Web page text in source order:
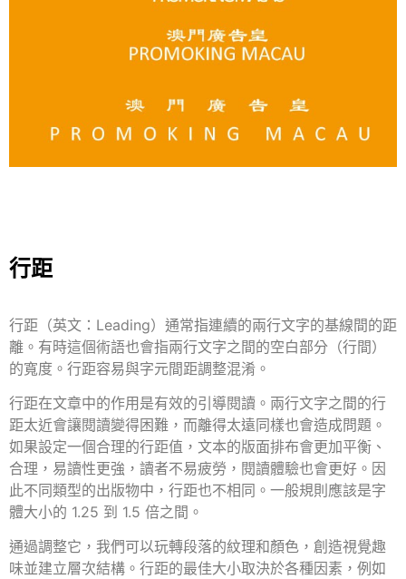
行距
行距（英文：Leading）通常指連續的兩行文字的基線間的距
離。有時這個術語也會指兩行文字之間的空白部分（行間）
的寬度。行距容易與字元間距調整混淆。
行距在文章中的作用是有效的引導閱讀。兩行文字之間的行
距太近會讓閱讀變得困難 ， 而離得太遠同樣也會造成問題。
如果設定一個合理的行距值，文本的版面排布會更加平衡、
合理，易讀性更強，讀者不易疲勞，閱讀體驗也會更好。因
此不同類型的出版物中，行距也不相同。 一般規則應該是字
體大小的 1.25 到 1.5 倍之間。
通過調整它，我們可以玩轉段落的紋理和顏色，創造視覺趣
味並建立層次結構。行距的最佳大小取決於各種因素，例如